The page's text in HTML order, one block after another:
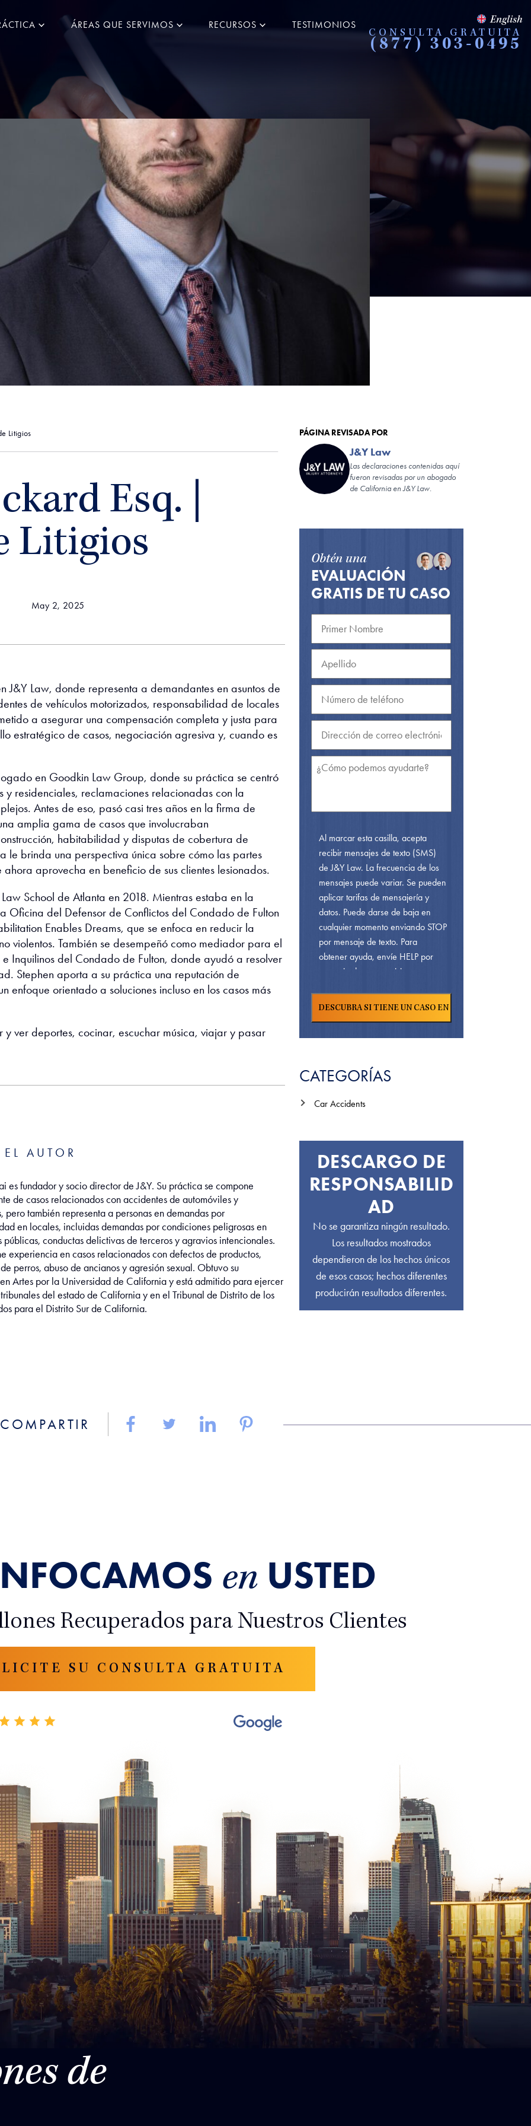
ÁREAS QUE SERVIMOS RECURSOS TESTIMONIOS
English
CONSULTA GRATUITA
(877) 303-0495
Litigios
Esq. |
Litigios
May 2, 2025
J&Y Law, donde representa a demandantes en asuntos de
de vehículos motorizados, responsabilidad de locales
a asegurar una compensación completa y justa para
estratégico de casos, negociación agresiva y, cuando es
en Goodkin Law Group, donde su práctica se centró
y residenciales, reclamaciones relacionadas con la
Antes de eso, pasó casi tres años en la firma de
amplia gama de casos que involucraban
habitabilidad y disputas de cobertura de
le brinda una perspectiva única sobre cómo las partes
aprovecha en beneficio de sus clientes lesionados.
School de Atlanta en 2018. Mientras estaba en la
del Defensor de Conflictos del Condado de Fulton
Enables Dreams, que se enfoca en reducir la
violentos. También se desempeñó como mediador para el
Inquilinos del Condado de Fulton, donde ayudó a resolver
Stephen aporta a su práctica una reputación de
enfoque orientado a soluciones incluso en los casos más
y ver deportes, cocinar, escuchar música, viajar y pasar
AUTOR
es fundador y socio director de J&Y. Su práctica se compone
de casos relacionados con accidentes de automóviles y
pero también representa a personas en demandas por
en locales, incluidas demandas por condiciones peligrosas en
conductas delictivas de terceros y agravios intencionales.
experiencia en casos relacionados con defectos de productos,
perros, abuso de ancianos y agresión sexual. Obtuvo su
Artes por la Universidad de California y está admitido para ejercer
del estado de California y en el Tribunal de Distrito de los
para el Distrito Sur de California.
PÁGINA REVISADA POR
J&Y Law
Las declaraciones contenidas aquí
fueron revisadas por un abogado
de California en J&Y Law.
Obtén una
EVALUACIÓN
GRATIS DE TU CASO
Al marcar esta casilla, acepta
recibir mensajes de texto (SMS)
de J&Y Law. La frecuencia de los
mensajes puede variar. Se pueden
aplicar tarifas de mensajería y
datos. Puede darse de baja en
cualquier momento enviando STOP
por mensaje de texto. Para
obtener ayuda, envíe HELP por
mensaje de texto o visite nuestra
CATEGORÍAS
Car Accidents
DESCARGO DE
RESPONSABILID
AD
No se garantiza ningún resultado.
Los resultados mostrados
dependieron de los hechos únicos
de esos casos; hechos diferentes
producirán resultados diferentes.
COMPARTIR
enUSTED
Recuperados para Nuestros Clientes
SU CONSULTA GRATUITA
de